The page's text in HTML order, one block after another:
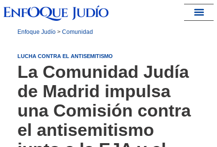
Enfoque Judío> Comunidad
LUCHA CONTRA EL ANTISEMITISMO
La Comunidad Judía
de Madrid impulsa
una Comisión contra
el antisemitismo